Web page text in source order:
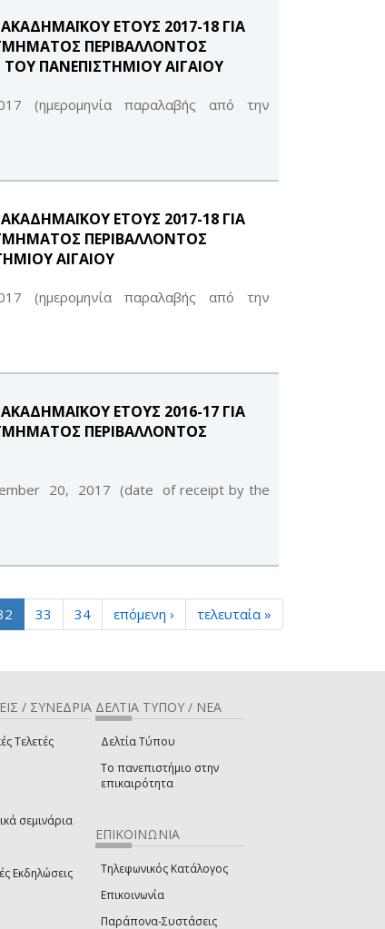
ΕΤΟΥΣ 2017-18 ΓΙΑ
ΠΕΡΙΒΑΛΛΟΝΤΟΣ
ΠΑΝΕΠΙΣΤΗΜΙΟΥ ΑΙΓΑΙΟΥ
(ημερομηνία παραλαβής από την
ΕΤΟΥΣ 2017-18 ΓΙΑ
ΠΕΡΙΒΑΛΛΟΝΤΟΣ
ΑΙΓΑΙΟΥ
(ημερομηνία παραλαβής από την
ΕΤΟΥΣ 2016-17 ΓΙΑ
ΠΕΡΙΒΑΛΛΟΝΤΟΣ
20, 2017 (date of receipt by the
33 34 επόμενη › τελευταία »
/ ΣΥΝΕΔΡΙΑ
Τελετές
σεμινάρια
Εκδηλώσεις
ΔΕΛΤΙΑ ΤΥΠΟΥ / ΝΕΑ
Δελτία Τύπου
Το πανεπιστήμιο στην
επικαιρότητα
ΕΠΙΚΟΙΝΩΝΙΑ
Τηλεφωνικός Κατάλογος
Επικοινωνία
Παράπονα-Συστάσεις